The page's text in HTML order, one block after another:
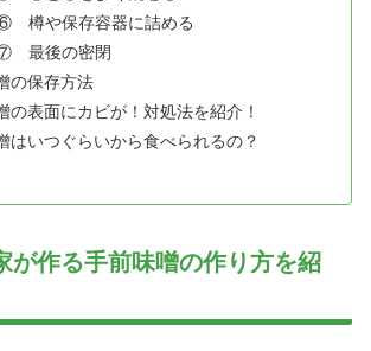
樽や保存容器に詰める
最後の密閉
の保存方法
の表面にカビが！対処法を紹介！
はいつぐらいから食べられるの？
が作る手前味噌の作り方を紹